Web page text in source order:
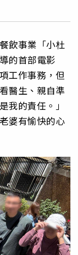
飲事業「小杜
的首部電影
工作事務，但
醫生、親自準
我的責任。」
婆有愉快的心